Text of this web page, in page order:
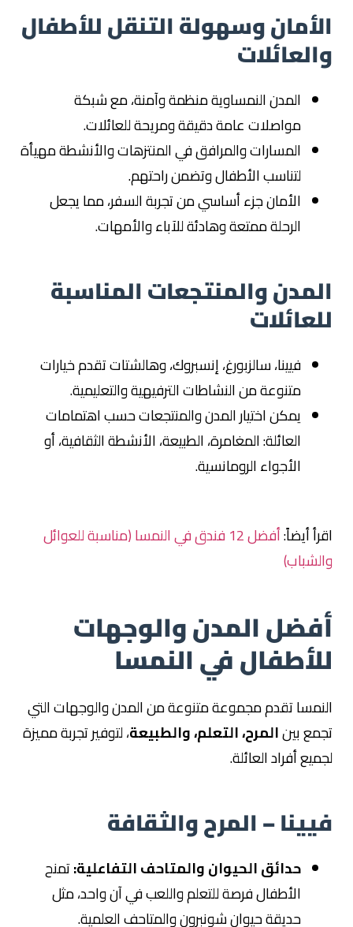
الأمان وسهولة التنقل للأطفال
والعائلات
المدن النمساوية منظمة وآمنة، مع شبكة
مواصلات عامة دقيقة ومريحة للعائلات.
المسارات والمرافق في المنتزهات والأنشطة مهيأة
لتناسب الأطفال وتضمن راحتهم.
الأمان جزء أساسي من تجربة السفر، مما يجعل
الرحلة ممتعة وهادئة للآباء والأمهات.
المدن والمنتجعات المناسبة
للعائلات
فيينا، سالزبورغ، إنسبروك، وهالشتات تقدم خيارات
متنوعة من النشاطات الترفيهية والتعليمية.
يمكن اختيار المدن والمنتجعات حسب اهتمامات
العائلة: المغامرة، الطبيعة، الأنشطة الثقافية، أو
الأجواء الرومانسية.
اقرأ أيضاً:
أفضل 12 فندق في النمسا (مناسبة للعوائل
والشباب)
أفضل المدن والوجهات
للأطفال في النمسا
النمسا تقدم مجموعة متنوعة من المدن والوجهات التي
تجمع بينالمرح، التعلم، والطبيعة، لتوفير تجربة مميزة
لجميع أفراد العائلة.
فيينا – المرح والثقافة
حدائق الحيوان والمتاحف التفاعلية:تمنح
الأطفال فرصة للتعلم واللعب في آن واحد، مثل
حديقة حيوان شونبرون والمتاحف العلمية.